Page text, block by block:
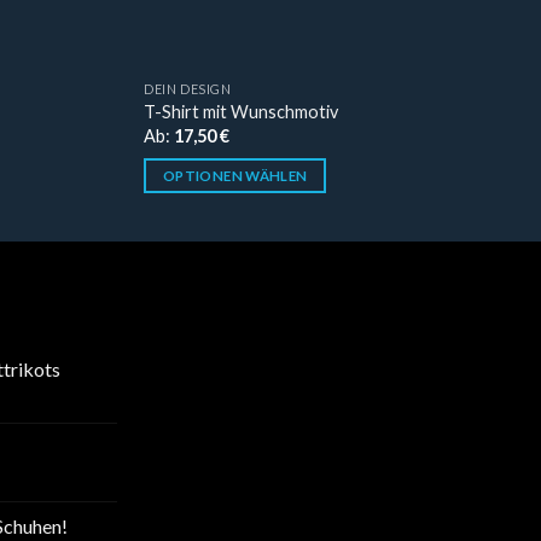
DEIN DESIGN
T-Shirt mit Wunschmotiv
Ab: 17,50€
OPTIONEN WÄHLEN